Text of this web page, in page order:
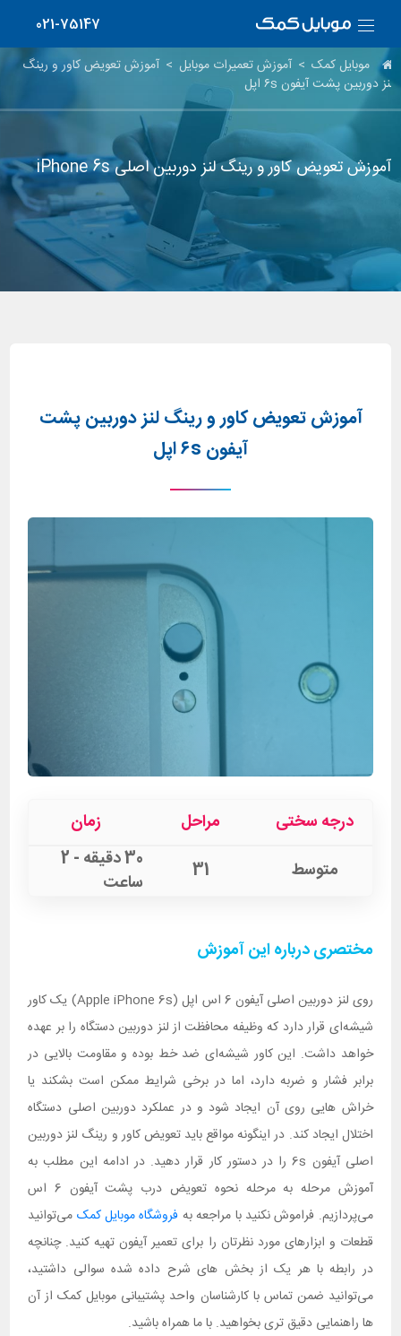
021-75147
موبایل کمک > آموزش تعمیرات موبایل > آموزش تعویض کاور و رینگ
لنز دوربین پشت آیفون ۶s اپل
آموزش تعویض کاور و رینگ لنز دوربین اصلی iPhone 6s
آموزش تعویض کاور و رینگ لنز دوربین پشت
آیفون ۶s اپل
درجه سختی مراحل
زمان
متوسط
31
30 دقیقه - 2
ساعت
مختصری درباره این آموزش
روی لنز دوربین اصلی آیفون 6 اس اپل (Apple iPhone 6s) یک کاور
شیشه‌ای قرار دارد که وظیفه محافظت از لنز دوربین دستگاه را بر عهده
خواهد داشت. این کاور شیشه‌ای ضد خط بوده و مقاومت بالایی در
برابر فشار و ضربه دارد، اما در برخی شرایط ممکن است بشکند یا
خراش هایی روی آن ایجاد شود و در عملکرد دوربین اصلی دستگاه
اختلال ایجاد کند. در اینگونه مواقع باید تعویض کاور و رینگ لنز دوربین
اصلی آیفون 6s را در دستور کار قرار دهید. در ادامه این مطلب به
آموزش مرحله به مرحله نحوه تعویض درب پشت آیفون 6 اس
می‌پردازیم. فراموش نکنید با مراجعه به فروشگاه موبایل کمک می‌توانید
قطعات و ابزارهای مورد نظرتان را برای تعمیر آیفون تهیه کنید. چنانچه
در رابطه با هر یک از بخش های شرح داده شده سوالی داشتید،
می‌توانید ضمن تماس با کارشناسان واحد پشتیبانی موبایل کمک از آن
ها راهنمایی دقیق تری بخواهید. با ما همراه باشید.